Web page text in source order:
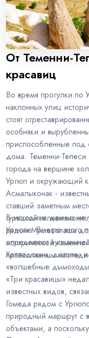
От Теменни-
красавиц
Во время прогулки по
наклонных улиц
стоят
особняки и
приспособленные под
дома. Теменни-Тепеси
города на вершине
Ургюп и окружающий
Асмалыконак -
ставший заметным
турецкой
рядом Мустафапаша
исторической
православным
В исходных данных не
Ургюпе. Вместо этого
определяют
Каппадокии, долины и
«волшебные
«Три красавицы»
известных видов,
Гомеда рядом с
природный маршрут с
объектами, а